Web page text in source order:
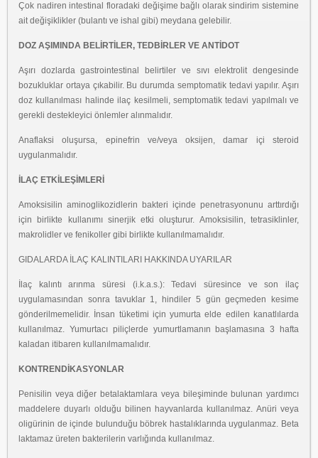
Çok nadiren intestinal floradaki değişime bağlı olarak sindirim sistemine
ait değişiklikler (bulantı ve ishal gibi) meydana gelebilir.
DOZ AŞIMINDA BELİRTİLER, TEDBİRLER VE ANTİDOT
Aşırı dozlarda gastrointestinal belirtiler ve sıvı elektrolit dengesinde
bozukluklar ortaya çıkabilir. Bu durumda semptomatik tedavi yapılır. Aşırı
doz kullanılması halinde ilaç kesilmeli, semptomatik tedavi yapılmalı ve
gerekli destekleyici önlemler alınmalıdır.
Anaflaksi oluşursa, epinefrin ve/veya oksijen, damar içi steroid
uygulanmalıdır.
İLAÇ ETKİLEŞİMLERİ
Amoksisilin aminoglikozidlerin bakteri içinde penetrasyonunu arttırdığı
için birlikte kullanımı sinerjik etki oluşturur. Amoksisilin, tetrasiklinler,
makrolidler ve fenikoller gibi birlikte kullanılmamalıdır.
GIDALARDA İLAÇ KALINTILARI HAKKINDA UYARILAR
İlaç kalıntı arınma süresi (i.k.a.s.): Tedavi süresince ve son ilaç
uygulamasından sonra tavuklar 1, hindiler 5 gün geçmeden kesime
gönderilmemelidir. İnsan tüketimi içinyumurta elde edilen kanatlılarda
kullanılmaz. Yumurtacı piliçlerde yumurtlamanın
başlamasına 3 hafta
kaladan itibaren kullanılmamalıdır.
KONTRENDİKASYONLAR
Penisilin veya diğer betalaktamlara veya bileşiminde bulunan yardımcı
maddelere duyarlı olduğu bilinen hayvanlarda kullanılmaz. Anüri veya
oligürinin de içinde bulunduğu böbrek hastalıklarında uygulanmaz. Beta
laktamaz üreten bakterilerin varlığında kullanılmaz.